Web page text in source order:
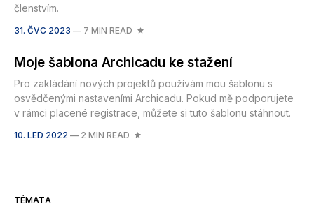
členstvím.
31. ČVC 2023 — 7 MIN READ
Moje šablona Archicadu ke stažení
Pro zakládání nových projektů používám mou šablonu s
osvědčenými nastaveními Archicadu. Pokud mě podporujete
v rámci placené registrace, můžete si tuto šablonu stáhnout.
10. LED 2022 — 2 MIN READ
TÉMATA